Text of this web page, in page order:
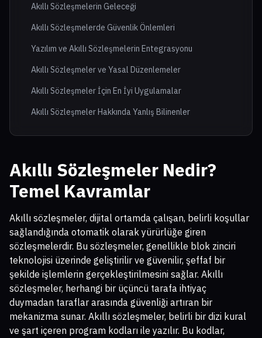
Akıllı Sözleşmelerin Geleceği
Akıllı Sözleşmelerde Güvenlik Önlemleri
Yazılım ve Akıllı Sözleşmelerin Entegrasyonu
Akıllı Sözleşmeler ve Yasal Düzenlemeler
Akıllı Sözleşmeler İçin En İyi Uygulamalar
Akıllı Sözleşmeler Hakkında Yanlış Bilinenler
Akıllı Sözleşmeler Nedir?
Temel Kavramlar
Akıllı sözleşmeler, dijital ortamda çalışan, belirli koşullar
sağlandığında otomatik olarak yürürlüğe giren
sözleşmelerdir. Bu sözleşmeler, genellikle blok zinciri
teknolojisi üzerinde geliştirilir ve güvenilir, şeffaf bir
şekilde işlemlerin gerçekleştirilmesini sağlar. Akıllı
sözleşmeler, herhangi bir üçüncü tarafa ihtiyaç
duymadan taraflar arasında güvenliği artıran bir
mekanizma sunar. Akıllı sözleşmeler, belirli bir dizi kural
ve şart içeren program kodları ile yazılır. Bu kodlar,